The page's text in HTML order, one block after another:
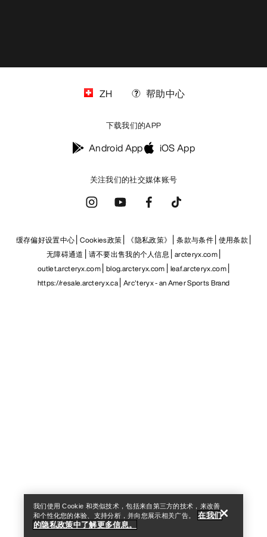
关注我们的社交媒体账号
ZH 帮助中心
下载我们的APP
Android App iOS App
缓存偏好设置中心 Cookies政策 《隐私政策》 条款与条件 使用条款
无障碍通道
请不要出售我的个人信息 arcteryx.com
outlet.arcteryx.com blog.arcteryx.com leaf.arcteryx.com
https://resale.arcteryx.ca Arc'teryx - an Amer Sports Brand
我们使用 Cookie 和类似技术，包括来自第三方的技术，来改善
和个性化您的体验、支持分析，并向您展示相关广告。
在我们
的隐私政策中了解更多信息。